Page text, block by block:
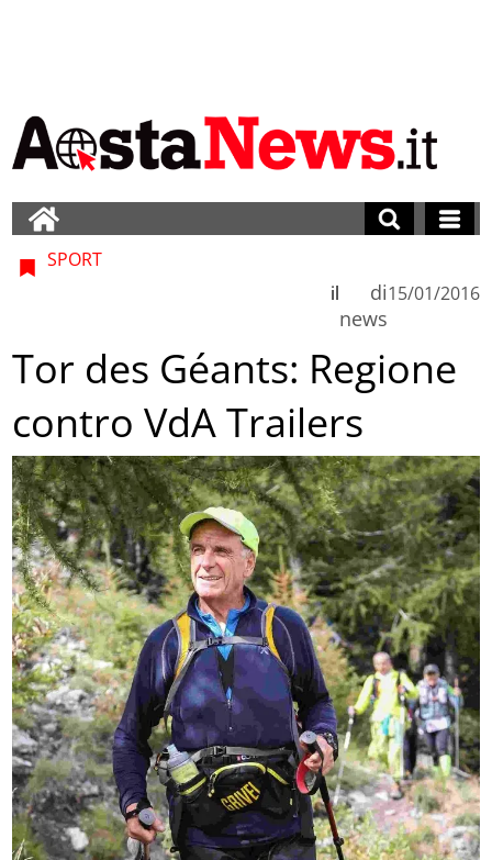
SPORT
di
news
il 15/01/2016
Tor des Géants: Regione
contro VdA Trailers